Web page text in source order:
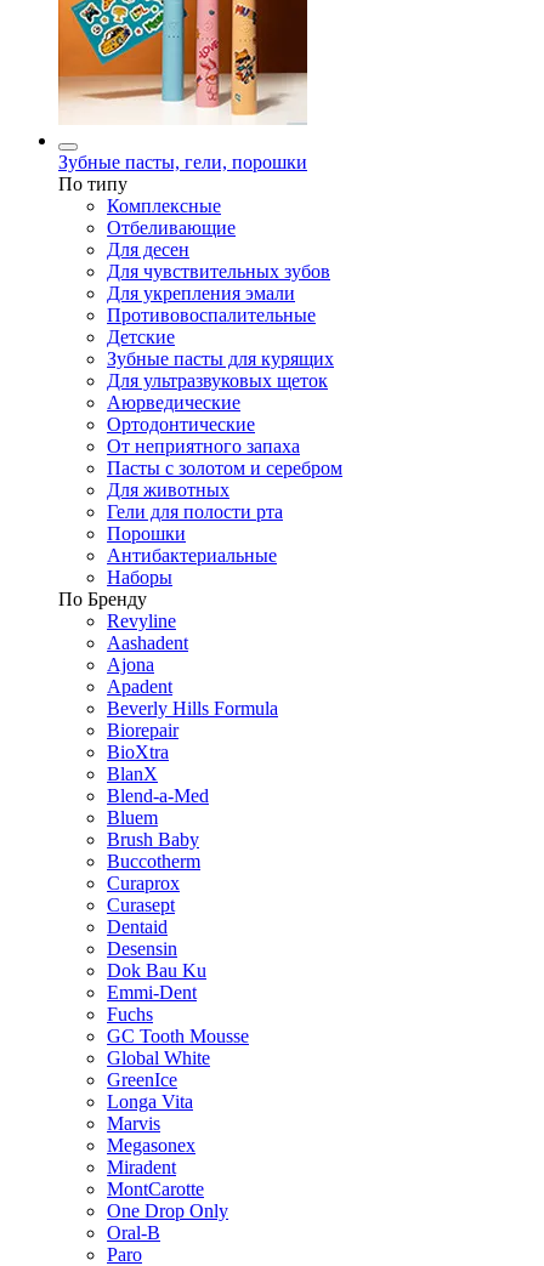
Зубные пасты, гели, порошки
По типу
Комплексные
Отбеливающие
Для десен
Для чувствительных зубов
Для укрепления эмали
Противовоспалительные
Детские
Зубные пасты для курящих
Для ультразвуковых щеток
Аюрведические
Ортодонтические
От неприятного запаха
Пасты с золотом и серебром
Для животных
Гели для полости рта
Порошки
Антибактериальные
Наборы
По Бренду
Revyline
Aashadent
Ajona
Apadent
Beverly Hills Formula
Biorepair
BioXtra
BlanX
Blend-a-Med
Bluem
Brush Baby
Buccotherm
Curaprox
Curasept
Dentaid
Desensin
Dok Bau Ku
Emmi-Dent
Fuchs
GC Tooth Mousse
Global White
GreenIce
Longa Vita
Marvis
Megasonex
Miradent
MontCarotte
One Drop Only
Oral-B
Paro